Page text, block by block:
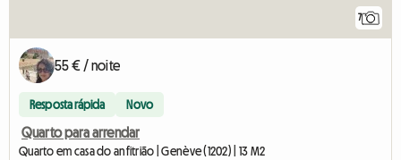
7
55 € / noite
Resposta rápida Novo
Quarto para arrendar
Quarto em casa do anfitrião | Genève (1202) | 13 M2